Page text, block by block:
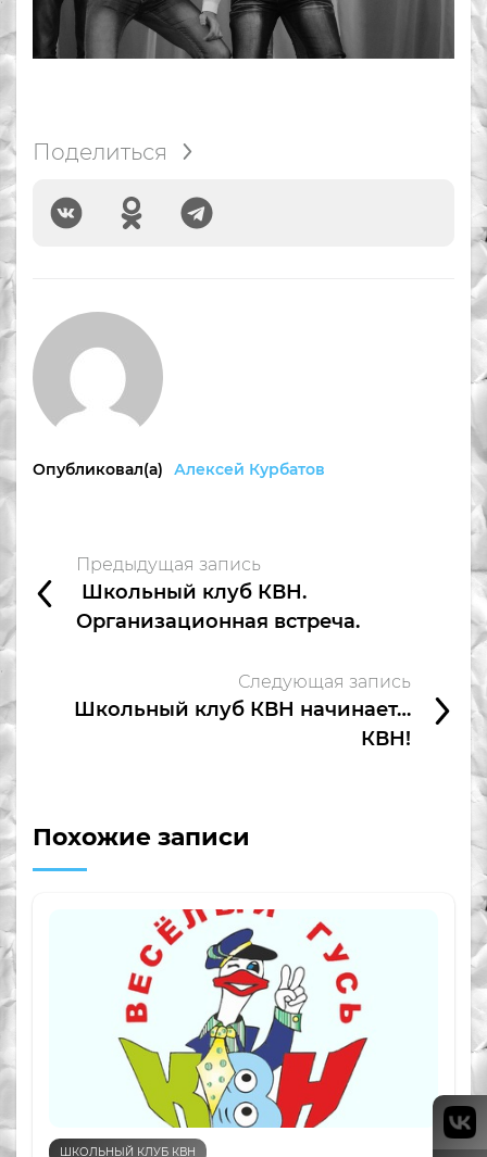
Поделиться
Опубликовал(а) Алексей Курбатов
Предыдущая запись
Школьный клуб КВН.
Организационная встреча.
Следующая запись
Школьный клуб КВН начинает…
КВН!
Похожие записи
ШКОЛЬНЫЙ КЛУБ КВН